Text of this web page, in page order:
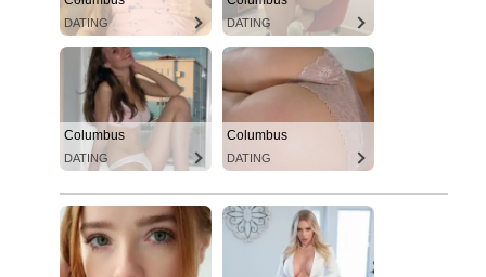
DATING DATING
Columbus
DATING
Columbus
DATING